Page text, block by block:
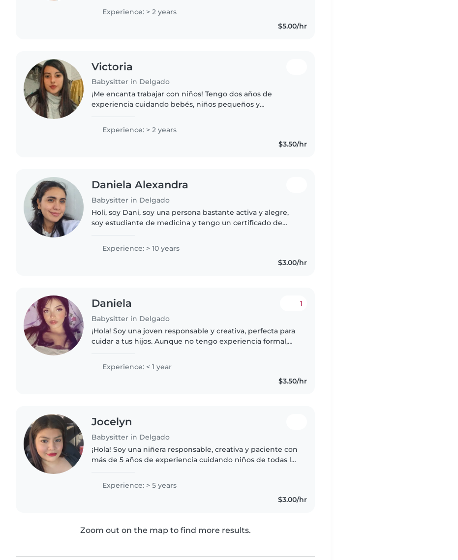
Experience: > 2 years
$5.00/hr
Victoria
Babysitter in Delgado
¡Me encanta trabajar con niños! Tengo dos años de
experiencia cuidando bebés, niños pequeños y
dibujando, haciendo manualidades..
Experience: > 2 years
$3.50/hr
Daniela Alexandra
Babysitter in Delgado
Holi, soy Dani, soy una persona bastante activa y alegre,
soy estudiante de medicina y tengo un certificado de
japonés y alemán,..
Experience: > 10 years
$3.00/hr
Daniela
Babysitter in Delgado
1
¡Hola! Soy una joven responsable y creativa, perfecta para
cuidar a tus hijos. Aunque no tengo experiencia formal,
cuentos y hacer..
Experience: < 1 year
$3.50/hr
Jocelyn
Babysitter in Delgado
¡Hola! Soy una niñera responsable, creativa y paciente con
más de 5 años de experiencia cuidando niños de todas las
manualidades y jugar..
Experience: > 5 years
$3.00/hr
Zoom out on the map to find more results.